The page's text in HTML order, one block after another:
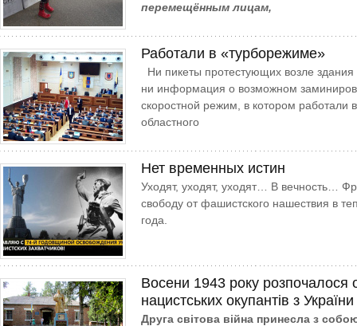
перемещённым лицам,
Работали в «турборежиме»
Ни пикеты протестующих возле здания
ни информация о возможном
скоростной режим, в котором работали
областного
Нет временных истин
Уходят, уходят, уходят… В вечность…
свободу от фашистского нашествия в
года.
Восени 1943 року розпочалося
нацистських окупантів з України
Друга світова війна принесла з